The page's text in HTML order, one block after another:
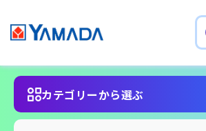
カテゴリーから選ぶ